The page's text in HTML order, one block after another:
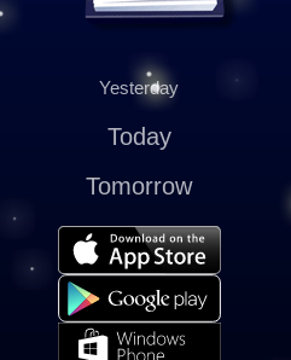
Yesterday
Today
Tomorrow